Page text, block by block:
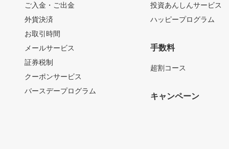
ご入金・ご出金
外貨決済
お取引時間
メールサービス
証券税制
クーポンサービス
バースデープログラム
投資あんしんサービス
ハッピープログラム
手数料
超割コース
キャンペーン